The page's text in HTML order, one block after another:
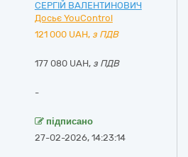
СЕРГІЙ ВАЛЕНТИНОВИЧ
Досьє YouControl
121 000 UAH, з ПДВ
177 080 UAH, з ПДВ
-
підписано
27-02-2026, 14:23:14